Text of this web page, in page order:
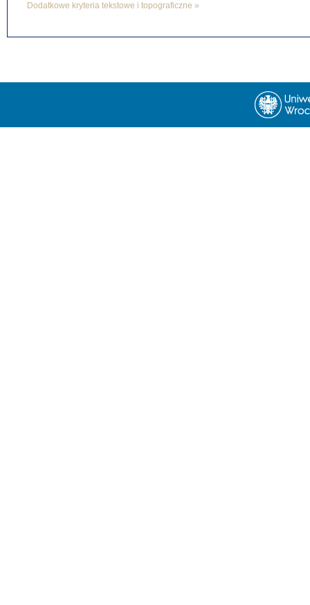
Dodatkowe kryteria tekstowe i topograficzne »